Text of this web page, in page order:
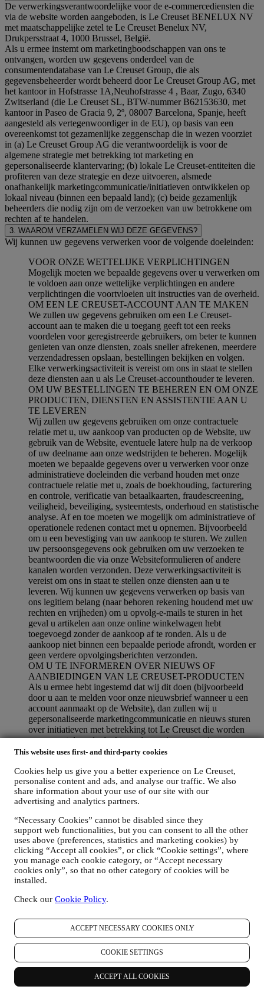
This website uses first- and third-party cookies
Cookies help us give you a better experience on Le Creuset,
personalise content and ads, and analyse our traffic. We also
share information about your use of our site with our
advertising and analytics partners.
“Necessary Cookies” cannot be disabled since they
support web functionalities, but you can consent to all the other
uses above (preferences, statistics and marketing cookies) by
clicking “Accept all cookies”, or click “Cookie settings”, where
you manage each cookie category, or “Accept necessary
cookies only”, so that no other category of cookies will be
installed.
Check our Cookie Policy.
ACCEPT NECESSARY COOKIES ONLY
COOKIE SETTINGS
ACCEPT ALL COOKIES
De verwerkingsverantwoordelijke voor de e-commercediensten die
via de website worden aangeboden, is Le Creuset BENELUX NV
met maatschappelijke zetel te Le Creuset Benelux NV,
Drukpersstraat 4, 1000 Brussel, België.
Als u ermee instemt om marketingboodschappen van ons te
ontvangen, worden uw gegevens onderdeel van de
consumentendatabase van Le Creuset Group, die als
gegevensbeheerder wordt beheerd door Le Creuset Group AG, met
het kantoor in Hofstrasse 1A,Neuhofstrasse 4 , Baar, Zugo, 6340
Zwitserland (die Le Creuset SL, BTW-nummer B62153630, met
kantoor in Paseo de Gracia 9, 2º, 08007 Barcelona, Spanje, heeft
aangesteld als vertegenwoordiger in de EU), op basis van een
overeenkomst tot gezamenlijke zeggenschap die in wezen voorziet
in (a) Le Creuset Group AG die verantwoordelijk is voor de
algemene strategie met betrekking tot marketing en
gepersonaliseerde klantervaring; (b) lokale Le Creuset-entiteiten die
profiteren van deze strategie en deze uitvoeren, alsmede
onafhankelijk marketingcommunicatie/initiatieven ontwikkelen op
lokaal niveau (binnen een bepaald land); (c) beide gezamenlijk
beheerders die nodig zijn om de verzoeken van uw betrokkene om
rechten af te handelen.
3. WAAROM VERZAMELEN WIJ DEZE GEGEVENS?
Wij kunnen uw gegevens verwerken voor de volgende doeleinden:
VOOR ONZE WETTELIJKE VERPLICHTINGEN
Mogelijk moeten we bepaalde gegevens over u verwerken om
te voldoen aan onze wettelijke verplichtingen en andere
verplichtingen die voortvloeien uit instructies van de overheid.
OM EEN LE CREUSET-ACCOUNT AAN TE MAKEN
We zullen uw gegevens gebruiken om een Le Creuset-
account aan te maken die u toegang geeft tot een reeks
voordelen voor geregistreerde gebruikers, om beter te kunnen
genieten van onze diensten, zoals sneller afrekenen, meerdere
verzendadressen opslaan, bestellingen bekijken en volgen.
Elke verwerkingsactiviteit is vereist om ons in staat te stellen
deze diensten aan u als Le Creuset-accounthouder te leveren.
OM UW BESTELLINGEN TE BEHEREN EN OM ONZE
PRODUCTEN, DIENSTEN EN ASSISTENTIE AAN U
TE LEVEREN
Wij zullen uw gegevens gebruiken om onze contractuele
relatie met u, uw aankoop van producten op de Website, uw
gebruik van de Website, eventuele latere hulp na de verkoop
of uw deelname aan onze wedstrijden te beheren. Mogelijk
moeten we bepaalde gegevens over u verwerken voor onze
administratieve doeleinden die verband houden met onze
contractuele relatie met u, zoals de boekhouding, facturering
en controle, verificatie van betaalkaarten, fraudescreening,
veiligheid, beveiliging, systeemtests, onderhoud en statistische
analyse. Af en toe moeten we mogelijk om administratieve of
operationele redenen contact met u opnemen. Bijvoorbeeld
om u een bevestiging van uw aankoop te sturen. We zullen
uw persoonsgegevens ook gebruiken om uw verzoeken te
beantwoorden die via onze Websiteformulieren of andere
kanalen worden verzonden. Deze verwerkingsactiviteit is
vereist om ons in staat te stellen onze diensten aan u te
leveren. Wij kunnen uw gegevens verwerken op basis van
ons legitiem belang (naar behoren rekening houdend met uw
rechten en vrijheden) om u opvolg-e-mails te sturen in het
geval u artikelen aan onze online winkelwagen hebt
toegevoegd zonder de aankoop af te ronden. Als u de
aankoop niet binnen een bepaalde periode afrondt, worden er
geen verdere opvolgingsberichten verzonden.
OM U TE INFORMEREN OVER NIEUWS OF
AANBIEDINGEN VAN LE CREUSET-PRODUCTEN
Als u ermee hebt ingestemd dat wij dit doen (bijvoorbeeld
door u aan te melden voor onze nieuwsbrief wanneer u een
account aanmaakt op de Website), dan zullen wij u
gepersonaliseerde marketingcommunicatie en nieuws sturen
over initiatieven met betrekking tot Le Creuset die worden
gepromoot door de dochterondernemingen van de groep, en
lokale filialen en partners, die ook afhangen van uw
of sociale media, maar ook via geautomatiseerde middelen.
Dergelijke communicatie zal betrekking hebben op Le
Creuset-producten of op nieuwe winkelopeningen, exclusieve
evenementen, wedstrijden, enquêtes, demonstraties die
aanbiedingen die u misschien leuk vindt. Deze communicatie
kan voor u worden geselecteerd of op maat worden gemaakt
op basis van de gegevens die we over u hebben, zoals uw
locatie of uw aankoopgeschiedenis of uw voorkeuren voor
onze producten. Wij zullen uw gegevens gebruiken om uw
interesses beter te begrijpen. Dit stelt ons in staat om onze
interessanter te maken. Er zullen geen andere gevolgen zijn.
en klikgedrag met behulp van de in de sector gangbare
technologieën om ons te helpen onze nieuwsbrieven te
volgen. Deze verwerking is gebaseerd op uw toestemming
om gepersonaliseerde marketingcommunicatie van ons te
ontvangen. De keuze om aan te melden kan worden
uitgeoefend op de plaatsen waar persoonsgegevens worden
verzameld door het juiste selectievakje aan te vinken of, als u